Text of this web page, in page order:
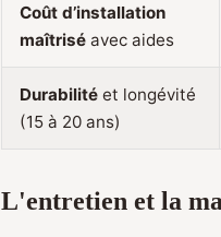
Coût d’installation
maîtrisé avec aides
Durabilité et longévité
(15 à 20 ans)
L'entretien et la